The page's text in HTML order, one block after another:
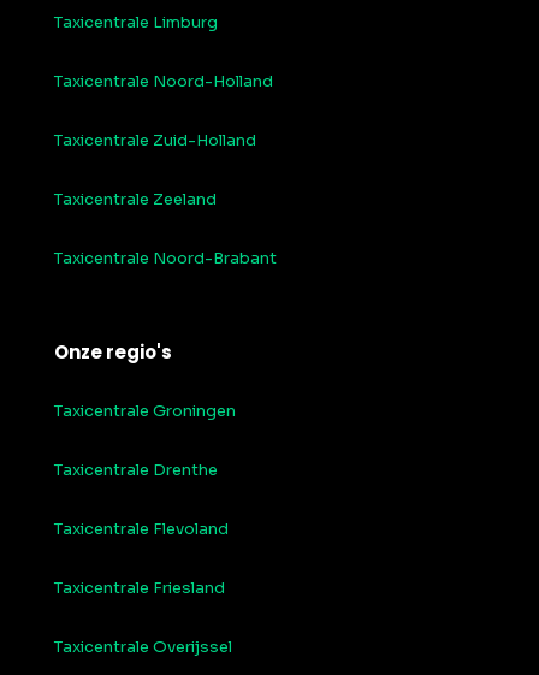
Taxicentrale Limburg
Taxicentrale Noord-Holland
Taxicentrale Zuid-Holland
Taxicentrale Zeeland
Taxicentrale Noord-Brabant
Onze regio's
Taxicentrale Groningen
Taxicentrale Drenthe
Taxicentrale Flevoland
Taxicentrale Friesland
Taxicentrale Overijssel